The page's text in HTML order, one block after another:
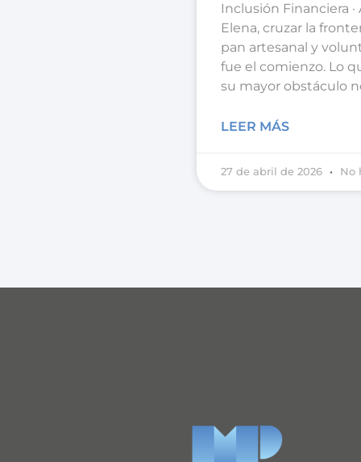
Inclusión Financiera ·
Elena, cruzar la
pan artesanal y
fue el comienzo. Lo
su mayor obstáculo
LEER MÁS
27 de abril de 2026 No